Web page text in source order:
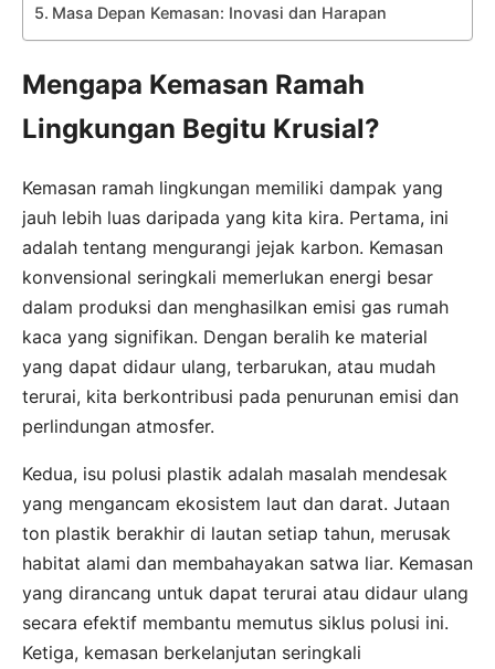
Masa Depan Kemasan: Inovasi dan Harapan
Mengapa Kemasan Ramah
Lingkungan Begitu Krusial?
Kemasan ramah lingkungan memiliki dampak yang
jauh lebih luas daripada yang kita kira. Pertama, ini
adalah tentang mengurangi jejak karbon. Kemasan
konvensional seringkali memerlukan energi besar
dalam produksi dan menghasilkan emisi gas rumah
kaca yang signifikan. Dengan beralih ke material
yang dapat didaur ulang, terbarukan, atau mudah
terurai, kita berkontribusi pada penurunan emisi dan
perlindungan atmosfer.
Kedua, isu polusi plastik adalah masalah mendesak
yang mengancam ekosistem laut dan darat. Jutaan
ton plastik berakhir di lautan setiap tahun, merusak
habitat alami dan membahayakan satwa liar. Kemasan
yang dirancang untuk dapat terurai atau didaur ulang
secara efektif membantu memutus siklus polusi ini.
Ketiga, kemasan berkelanjutan seringkali